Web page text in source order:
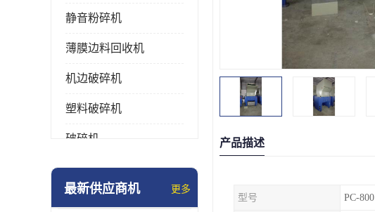
静音粉碎机
薄膜边料回收机
机边破碎机
塑料破碎机
破碎机
强力粉碎机
最新供应商机 更多
产品描述
型号 PC-800